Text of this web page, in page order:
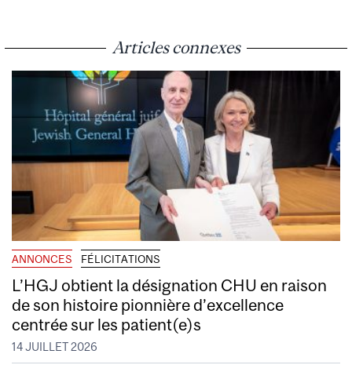
Articles connexes
ANNONCES FÉLICITATIONS
L’HGJ obtient la désignation CHU en raison
de son histoire pionnière d’excellence
centrée sur les patient(e)s
14 JUILLET 2026